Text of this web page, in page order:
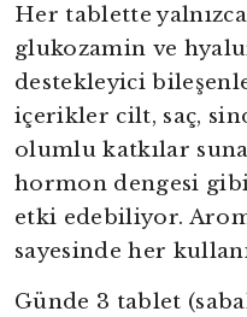
Her tablette
glukozamin ve
destekleyici
içerikler cilt, saç,
olumlu katkılar
hormon dengesi
etki edebiliyor.
sayesinde her
Günde 3 tablet